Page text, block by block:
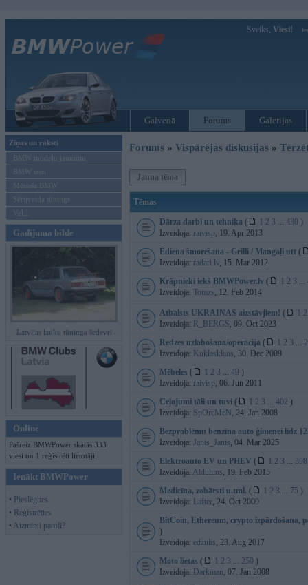
Sveiks, Viesi!
Galvenā Forums Galerijas
Ziņas un raksti
BMW modeļu jaunumi
BMW testi
Mēneša BMW
Sērijveida tūnings
Vel...
Gadījuma bilde
Latvijas lauku tūninga šedevri
Online
Pašreiz BMWPower skatās 333
viesi un 1 reģistrēti lietotāji.
Ienākt BMWPower
• Pieslēgties
• Reģistrēties
• Aizmirsi paroli?
Forums » Vispārējās diskusijas »
Jauna tēma
Tēmas
Dārza darbi un tehnika ( 1 2 3 ... 430 )
Izveidoja: raivisp, 19. Apr 2013
Ēdiena šmorēšana - Grilli / Mangaļi utt (
Izveidoja: radari.lv, 15. Mar 2012
Krāpnieki iekš BMWPower.lv ( 1 2 3 ...
Izveidoja: Tomzs, 12. Feb 2014
Atbalsts UKRAINAS aizstāvjiem! ( 1 2
Izveidoja: R_BERGS, 09. Oct 2023
Redzes uzlabošana/operācija ( 1 2 3 ...
Izveidoja: Kuklasklans, 30. Dec 2009
Mēbeles ( 1 2 3 ... 49 )
Izveidoja: raivisp, 06. Jun 2011
Ceļojumi tāli un tuvi ( 1 2 3 ... 402 )
Izveidoja: SpOrcMeN , 24. Jan 2008
Bezproblēmu benzīna auto ģimenei līdz
Izveidoja: Janis_Janis, 04. Mar 2025
Elektroauto EV un PHEV ( 1 2 3 ... 398
Izveidoja: Alduhins, 19. Feb 2015
Medicīna, zobārsti u.tml. ( 1 2 3 ... 75 )
Izveidoja: Lafter, 24. Oct 2009
BitCoin, Ethereum, crypto izpārdošana,
)
Izveidoja: edzulis, 23. Aug 2017
Moto lietas ( 1 2 3 ... 250 )
Izveidoja: Darkman, 07. Jan 2008